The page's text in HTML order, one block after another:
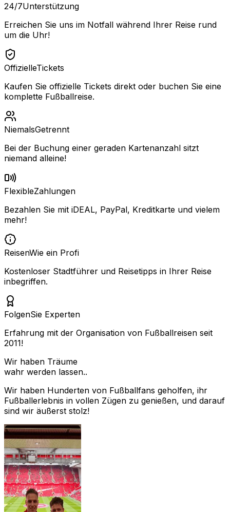
24/7Unterstützung
Erreichen Sie uns im Notfall während Ihrer Reise rund
um die Uhr!
OffizielleTickets
Kaufen Sie offizielle Tickets direkt oder buchen Sie eine
komplette Fußballreise.
NiemalsGetrennt
Bei der Buchung einer geraden Kartenanzahl sitzt
niemand alleine!
FlexibleZahlungen
Bezahlen Sie mit iDEAL, PayPal, Kreditkarte und vielem
mehr!
ReisenWie ein Profi
Kostenloser Stadtführer und Reisetipps in Ihrer Reise
inbegriffen.
FolgenSie Experten
Erfahrung mit der Organisation von Fußballreisen seit
2011!
Wir haben Träume
wahr werden lassen..
Wir haben Hunderten von Fußballfans geholfen, ihr
Fußballerlebnis in vollen Zügen zu genießen, und darauf
sind wir äußerst stolz!